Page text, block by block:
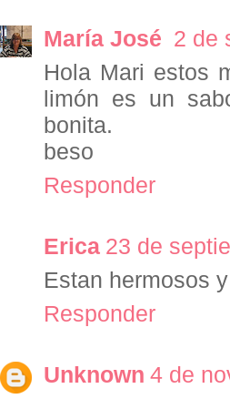
María José 2 de
Hola Mari estos
limón es un
bonita.
beso
Responder
Erica 23 de
Estan hermosos
Responder
Unknown 4 de